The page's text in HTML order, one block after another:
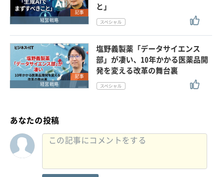
記事
経営戦略
と」
記事
経営戦略
塩野義製薬「データサイエンス
部」が凄い、10年かかる医薬品開
発を変える改革の舞台裏
あなたの投稿